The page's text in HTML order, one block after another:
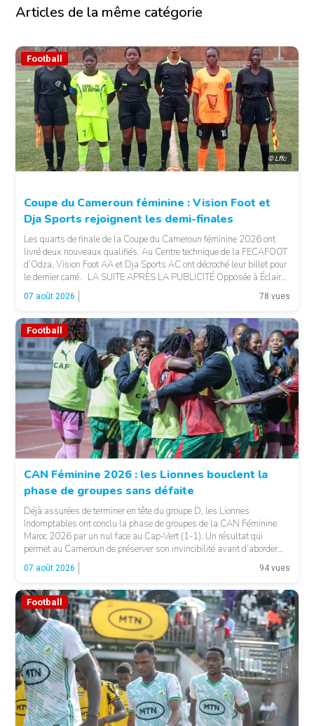
Articles de la même catégorie
© Lffc
Football
Coupe du Cameroun féminine : Vision Foot et
Dja Sports rejoignent les demi-finales
Les quarts de finale de la Coupe du Cameroun féminine 2026 ont
livré deux nouveaux qualifiés. Au Centre technique de la FECAFOOT
d’Odza, Vision Foot AA et Dja Sports AC ont décroché leur billet pour
le dernier carré. LA SUITE APRÈS LA PUBLICITÉ Opposée à Éclair
FF, Vision Foot a dû patienter jusqu’à la […]
07 août 2026 78 vues
Football
CAN Féminine 2026 : les Lionnes bouclent la
phase de groupes sans défaite
Déjà assurées de terminer en tête du groupe D, les Lionnes
Indomptables ont conclu la phase de groupes de la CAN Féminine
Maroc 2026 par un nul face au Cap-Vert (1-1). Un résultat qui
permet au Cameroun de préserver son invincibilité avant d’aborder
les choses sérieuses. Les Camerounaises ont rapidement pris le
contrôle des opérations […]
07 août 2026 94 vues
Football